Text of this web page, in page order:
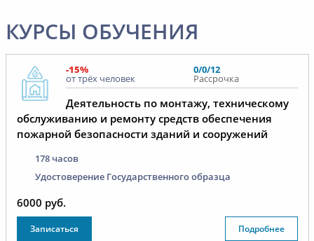
КУРСЫ ОБУЧЕНИЯ
-15%
от трёх человек
0/0/12
Рассрочка
Деятельность по монтажу, техническому
обслуживанию и ремонту средств обеспечения
пожарной безопасности зданий и сооружений
178 часов
Удостоверение Государственного образца
6000 руб.
Записаться Подробнее